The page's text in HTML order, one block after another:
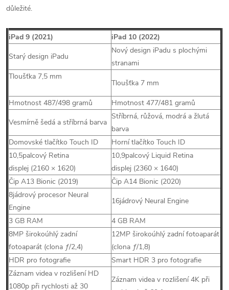
důležité.
iPad 9 (2021)
iPad 10 (2022)
Starý design iPadu
Nový design iPadu s plochými
stranami
Tloušťka 7,5 mm
Tloušťka 7 mm
Hmotnost 487/498 gramů
Hmotnost 477/481 gramů
Vesmírně šedá a stříbrná barva
Stříbrná, růžová, modrá a žlutá
barva
Domovské tlačítko Touch ID
Horní tlačítko Touch ID
10,5palcový Retina
displej (2160 × 1620)
10,9palcový Liquid Retina
displej (2360 × 1640)
Čip A13 Bionic (2019)
Čip A14 Bionic (2020)
8jádrový procesor Neural
Engine
16jádrový Neural Engine
3 GB RAM
4 GB RAM
8MP širokoúhlý zadní
fotoaparát (clona ƒ/2,4)
12MP širokoúhlý zadní fotoaparát
(clona ƒ/1,8)
HDR pro fotografie
Smart HDR 3 pro fotografie
Záznam videa v rozlišení HD
1080p při rychlosti až 30
Záznam videa v rozlišení 4K při